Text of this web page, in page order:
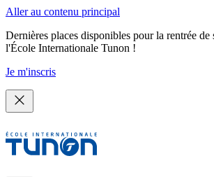
Aller au contenu principal
Dernières places disponibles pour la rentrée de
l'École Internationale Tunon !
Je m'inscris